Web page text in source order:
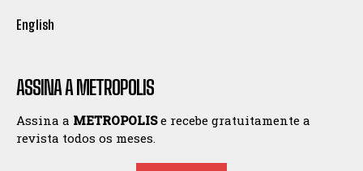
English
ASSINA A METROPOLIS
Assina a METROPOLISe recebe gratuitamente a
revista todos os meses.